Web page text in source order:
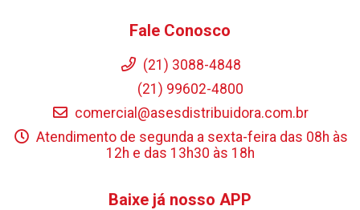
Fale Conosco
(21) 3088-4848
(21) 99602-4800
comercial@asesdistribuidora.com.br
Atendimento de segunda a sexta-feira das 08h às
12h e das 13h30 às 18h
Baixe já nosso APP